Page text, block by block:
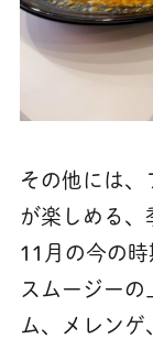
その他には、
が楽しめる、
11月の今の時
スムージー
ム、メレンゲ